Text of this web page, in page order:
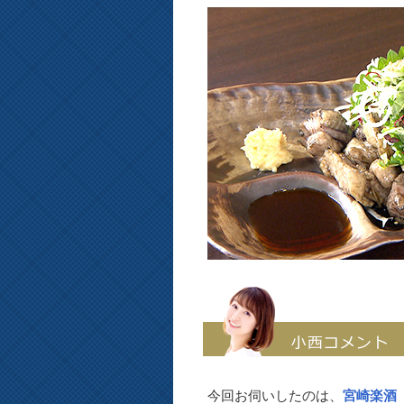
今回お伺いしたのは、 宮崎楽